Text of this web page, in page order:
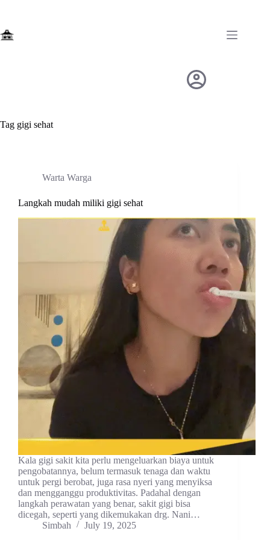
Tag gigi sehat
Warta Warga
Langkah mudah miliki gigi sehat
Kala gigi sakit kita perlu mengeluarkan biaya untuk
pengobatannya, belum termasuk tenaga dan waktu
untuk pergi berobat, juga rasa nyeri yang menyiksa
dan mengganggu produktivitas. Padahal dengan
langkah perawatan yang benar, sakit gigi bisa
dicegah, seperti yang dikemukakan drg. Nani…
Simbah
July 19, 2025